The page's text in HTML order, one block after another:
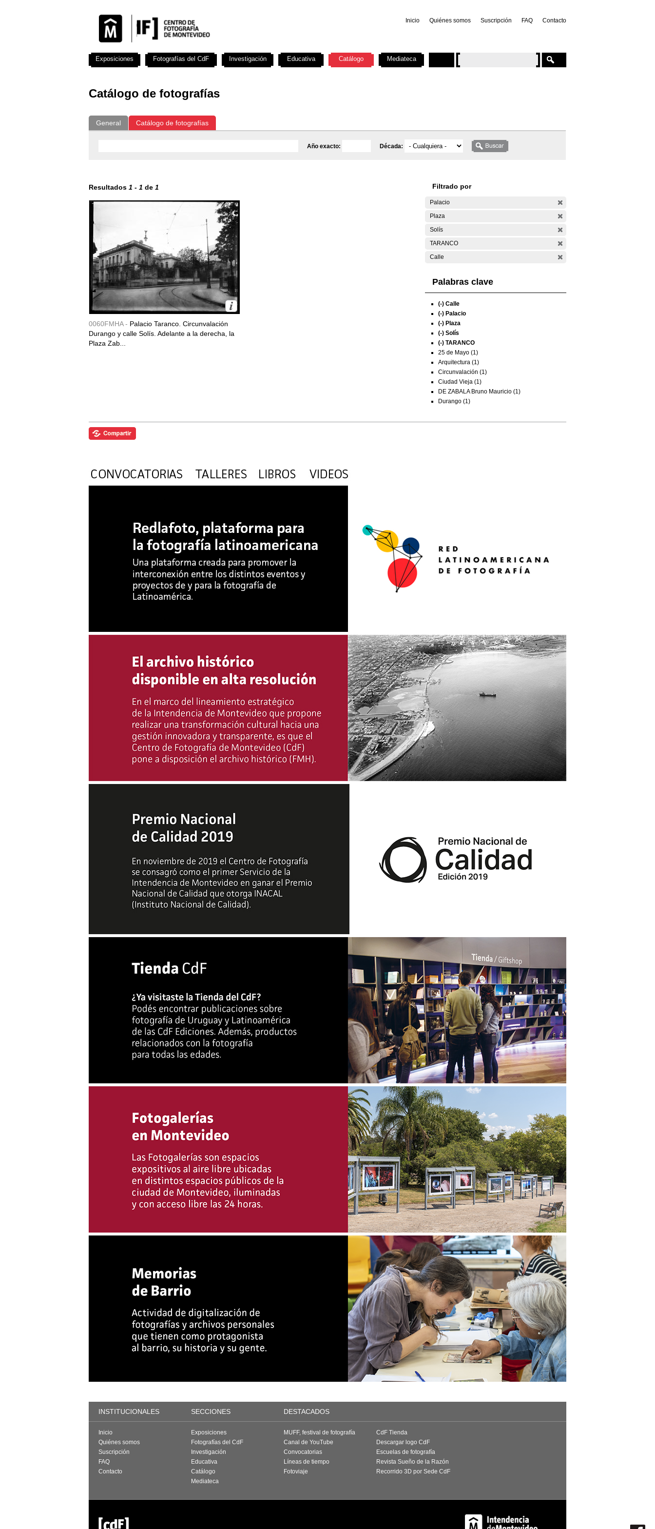
Inicio Quiénes somos Suscripción FAQ Contacto
Catálogo de fotografías
General Catálogo de fotografías
Año exacto: Década:
Resultados 1 - 1 de 1
0060FMHA - Palacio Taranco. Circunvalación
Durango y calle Solís. Adelante a la derecha, la
Plaza Zab...
Filtrado por
Palacio
Plaza
Solís
TARANCO
Calle
Palabras clave
(-) Calle
(-) Palacio
(-) Plaza
(-) Solís
(-) TARANCO
25 de Mayo (1)
Arquitectura (1)
Circunvalación (1)
Ciudad Vieja (1)
DE ZABALA Bruno Mauricio (1)
Durango (1)
Exposiciones Fotografías del CdF Investigación Educativa Catálogo Mediateca
INSTITUCIONALES SECCIONES DESTACADOS
Inicio
Quiénes somos
Suscripción
FAQ
Contacto
Exposiciones
Fotografías del CdF
Investigación
Educativa
Catálogo
Mediateca
MUFF, festival de fotografía
Canal de YouTube
Convocatorias
Líneas de tiempo
Fotoviaje
CdF Tienda
Descargar logo CdF
Escuelas de fotografía
Revista Sueño de la Razón
Recorrido 3D por Sede CdF